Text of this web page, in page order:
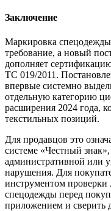
Заключение
Маркировка спецодежды
требование, а новый
дополняет
ТС 019/2011.
впервые системно
отдельную категорию
расширения 2024 года,
текстильных позиций.
Для продавцов это
системе «Честный
административной или
нарушения. Для
инструментом проверки
спецодежды перед
приложением и сверить